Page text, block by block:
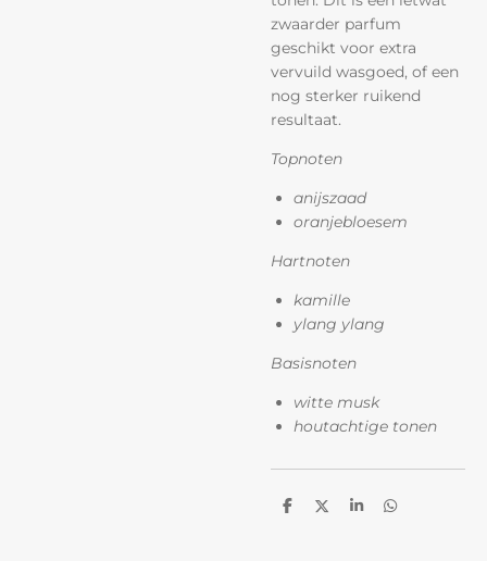
zwaarder parfum
geschikt voor extra
vervuild wasgoed, of een
nog sterker ruikend
resultaat.
Topnoten
anijszaad
oranjebloesem
Hartnoten
kamille
ylang ylang
Basisnoten
witte musk
houtachtige tonen
D
D
S
D